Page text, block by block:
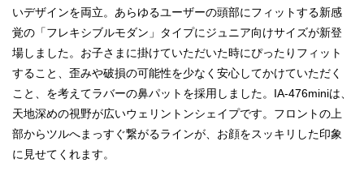
いデザインを両立。あらゆるユーザーの頭部にフィットする新感
覚の「フレキシブルモダン」タイプにジュニア向けサイズが新登
場しました。お子さまに掛けていただいた時にぴったりフィット
すること、歪みや破損の可能性を少なく安心してかけていただく
こと、を考えてラバーの鼻パットを採用しました。IA-476miniは、
天地深めの視野が広いウェリントンシェイプです。フロントの上
部からツルへまっすぐ繋がるラインが、お顔をスッキリした印象
に見せてくれます。